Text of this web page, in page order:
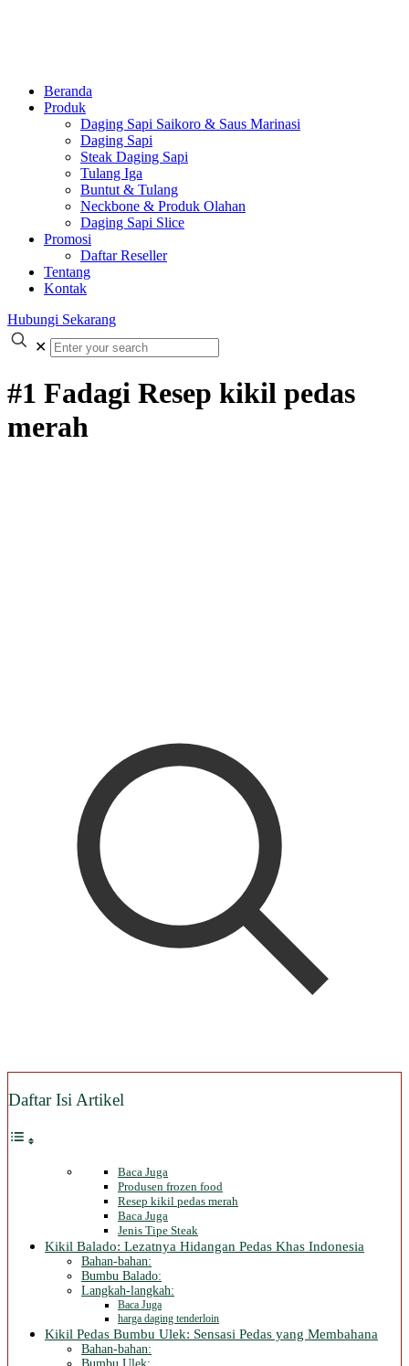
Beranda
Produk
Daging Sapi Saikoro & Saus Marinasi
Daging Sapi
Steak Daging Sapi
Tulang Iga
Buntut & Tulang
Neckbone & Produk Olahan
Daging Sapi Slice
Promosi
Daftar Reseller
Tentang
Kontak
Hubungi Sekarang
✕
#1 Fadagi Resep kikil pedas
merah
Daftar Isi Artikel
Baca Juga
Produsen frozen food
Resep kikil pedas merah
Baca Juga
Jenis Tipe Steak
Kikil Balado: Lezatnya Hidangan Pedas Khas Indonesia
Bahan-bahan:
Bumbu Balado:
Langkah-langkah:
Baca Juga
harga daging tenderloin
Kikil Pedas Bumbu Ulek: Sensasi Pedas yang Membahana
Bahan-bahan: